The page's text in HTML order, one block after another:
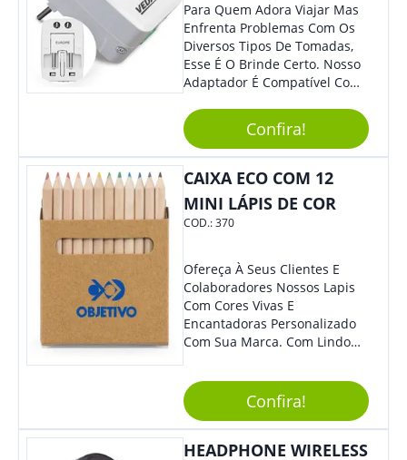
Para Quem Adora Viajar Mas
Enfrenta Problemas Com Os
Diversos Tipos De Tomadas,
Esse É O Brinde Certo. Nosso
Adaptador É Compatível Com
Diferentes Países E Com
Todas As Tensões. Em
Tamanho Compacto, É
Perfeito Para Carregar Na
Bolsa Ou Na Mochila. É A
Praticidade Que Todos
Precisam Em Apenas Um
Personalize-O Com Sua Marca
E Ofereça A Seus Clientes E
Colaboradores. Útil E
Funcional, Com Certeza Todo
Mundo Irá Amar.
Confira!
CAIXA ECO COM 12
MINI LÁPIS DE COR
COD.:370
Ofereça À Seus Clientes E
Colaboradores Nossos Lapis
Com Cores Vivas E
Encantadoras Personalizado
Com Sua Marca. Com Lindo
Para Diversas Ocasiões.
Perfeito, Não É?!
Confira!
HEADPHONE WIRELESS